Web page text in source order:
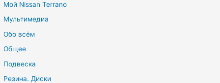
Мой Nissan Terrano
Мультимедиа
Обо всём
Общее
Подвеска
Резина. Диски